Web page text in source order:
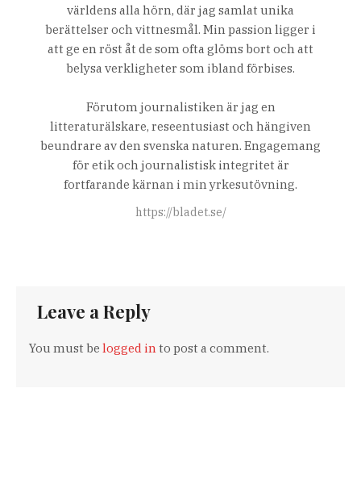
världens alla hörn, där jag samlat unika
berättelser och vittnesmål. Min passion ligger i
att ge en röst åt de som ofta glöms bort och att
belysa verkligheter som ibland förbises.
Förutom journalistiken är jag en
litteraturälskare, reseentusiast och hängiven
beundrare av den svenska naturen. Engagemang
för etik och journalistisk integritet är
fortfarande kärnan i min yrkesutövning.
https://bladet.se/
Leave a Reply
You must belogged in to post a comment.